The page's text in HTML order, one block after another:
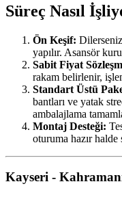
Süreç Nasıl
Ön Keşif:
yapılır. Asansör
Sabit Fiyat
rakam belirlenir,
Standart Üstü
bantları ve yatak
ambalajlama
Montaj Desteği:
oturuma hazır
Kayseri -